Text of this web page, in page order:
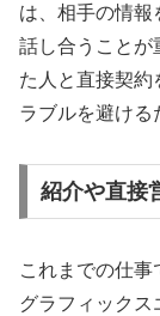
は、相手の情報
話し合うことが
た人と直接契約
ラブルを避ける
紹介や直接
これまでの仕事
グラフィックス